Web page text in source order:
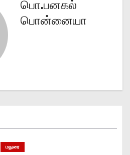
பொ.பனகல்
பொன்னையா
மதுரை